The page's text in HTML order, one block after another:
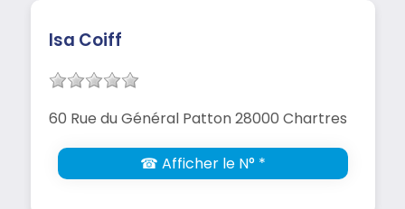
Isa Coiff
60 Rue du Général Patton 28000 Chartres
☎ Afficher le N° *